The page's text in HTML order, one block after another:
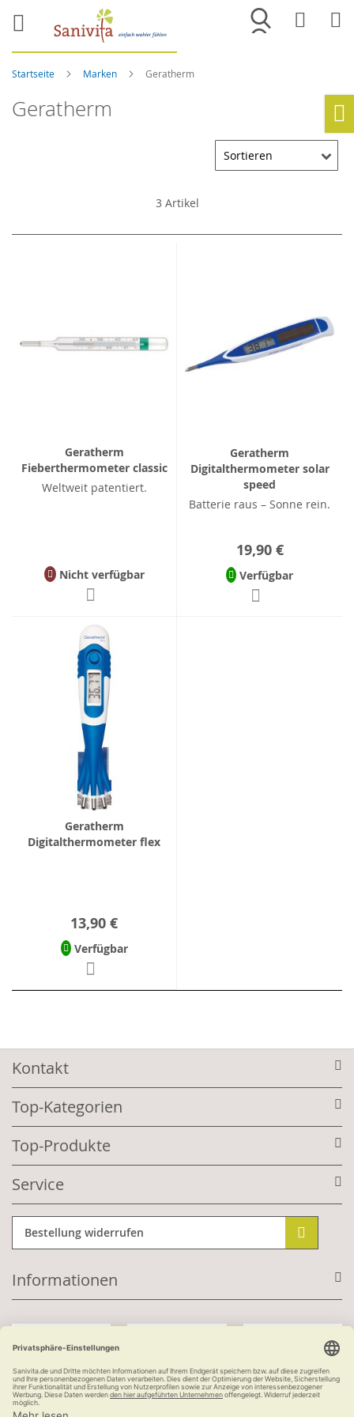
Merkliste
Startseite Marken Geratherm
Geratherm
3 Artikel
Geratherm
Fieberthermometer classic
Weltweit patentiert.
Nicht verfügbar
Geratherm
Digitalthermometer solar
speed
Batterie raus – Sonne rein.
19,90 €
Verfügbar
Geratherm
Digitalthermometer flex
13,90 €
Verfügbar
Kontakt
Top-Kategorien
Top-Produkte
Service
Bestellung widerrufen
Informationen